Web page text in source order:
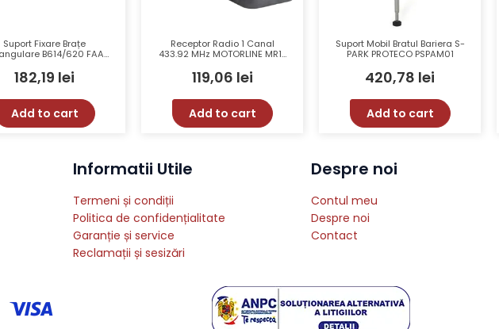
Suport Fixare Brațe
B614/620 FAAC
Compatibilitate
Perfectă, Stabilitate și
Siguranță
182,19 lei
Add to cart
Receptor Radio 1 Canal
433.92 MHz MOTORLINE MR17
Memorie și Distanță de
Recepție Extinsă
119,06 lei
Add to cart
Suport Mobil Bratul Bariera S-
PARK PROTECO PSPAM01
420,78 lei
Add to cart
Informatii Utile
Termeni și condiții
Politica de confidențialitate
Garanție și service
Reclamații și sesizări
Despre noi
Contul meu
Despre noi
Contact